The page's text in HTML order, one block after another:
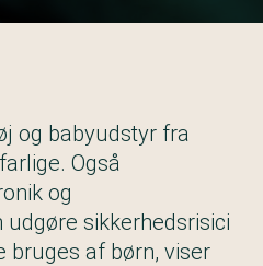
og babyudstyr fra
Også
og
sikkerhedsrisici
bruges af børn, viser